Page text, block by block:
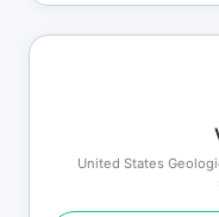
United States